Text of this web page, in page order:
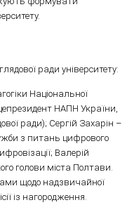
ради університету:
Національної
НАПН України,
ради); Сергій Захарін –
з питань цифрового
Валерій
голови міста Полтави.
щодо надзвичайної
із нагородження.